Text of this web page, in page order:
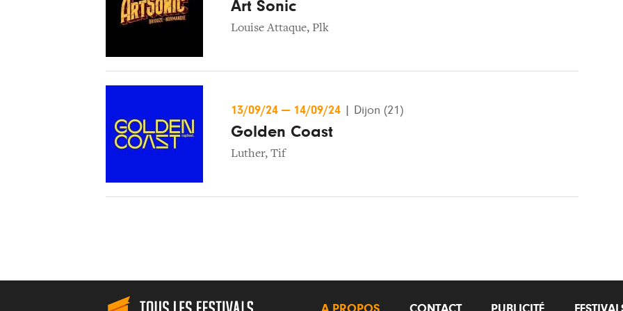
Art Sonic
Louise Attaque, Plk
13/09/24 — 14/09/24 Dijon (21)
Golden Coast
Luther, Tif